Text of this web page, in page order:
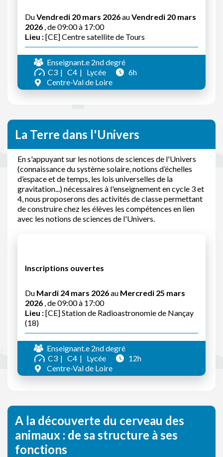
DuVendredi 20 mars 2026auVendredi 20 mars
2026 , de 09:00 à 17:00
Lieu :[CE] Centre satellite de Tours
Enseignant.e 2nd degré
C3
C4 Lycée
6h
Centre-Val de Loire
La Terre dans l'Univers
En s'appuyant sur les notions de sciences de l'Univers
(connaissance du système solaire, notions d’échelles
d’espace et de temps, les lois universelles de la
gravitation...) nécessaires à l'enseignement en cycle 3 et
4, nous proposerons des activités de classe permettant
de construire chez les élèves les compétences en lien
avec les notions de sciences de l'Univers.
Inscriptions ouvertes
Du Mardi 24 mars 2026au Mercredi 25 mars
2026 , de 09:00 à 17:00
Lieu :[CE] Station de Radioastronomie de Nançay
(18)
Enseignant.e 2nd degré
C3
C4 Lycée
12h
Centre-Val de Loire
A la découverte du cerveau des
animaux : de sa structure à ses
fonctions